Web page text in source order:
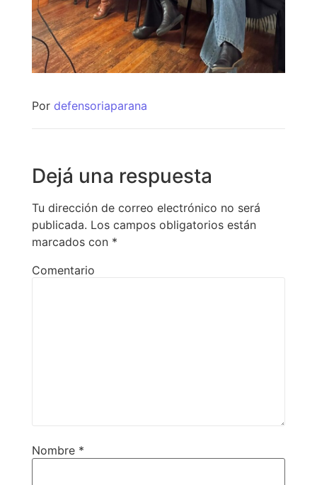
Por defensoriaparana
Dejá una respuesta
Tu dirección de correo electrónico no será
publicada. Los campos obligatorios están
marcados con *
Comentario
Nombre *